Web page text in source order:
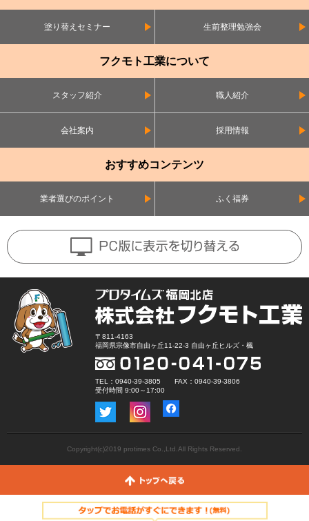
塗り替えセミナー 生前整理勉強会
フクモト工業について
スタッフ紹介 職人紹介
会社案内 採用情報
おすすめコンテンツ
業者選びのポイント ふく福券
〒811-4163
福岡県宗像市自由ヶ丘11-22-3 自由ヶ丘ヒルズ・楓
TEL：0940-39-3805 FAX：0940-39-3806
受付時間 9:00～17:00
Copyright(c)2019 protimes Co.,Ltd.All Rights Reserved.